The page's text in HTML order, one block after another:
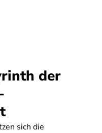
der
sich die